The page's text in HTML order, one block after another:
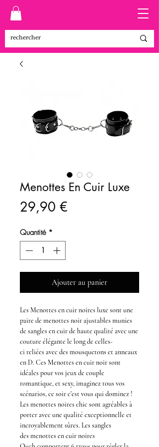
Menottes En Cuir Luxe
29,90 €
Quantité *
Ajouter au panier
Les Menottes en cuir noires luxe sont une
paire de menottes noir ajustables munies
de sangles encuirde haute qualité avec une
couture élégante le long de celles-
ci reliées avec des mousquetons et anneaux
en D. Ces Menottes en cuir noirsont
idéales pour vos jeux de couple
romantique, et sexy, imaginez tous vos
scénarios, ce soir c'est vous qui dominez !
Les menottes noires chic sont agréables à
porter avec une qualité exceptionnelle et
incroyablement sûres. Les sangles
des menottes en cuir noires